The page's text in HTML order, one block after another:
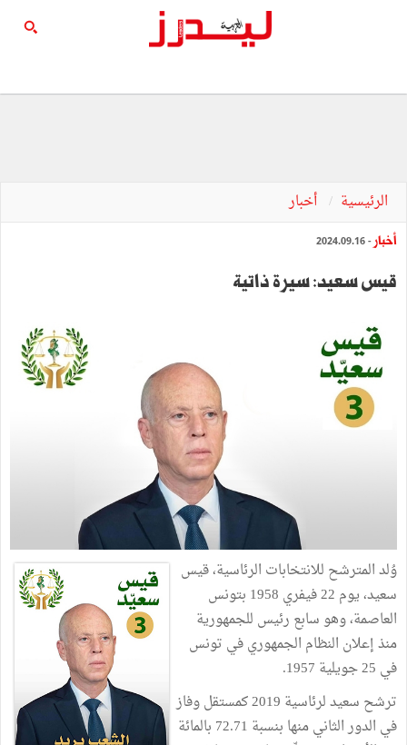
الرئيسية أخبار
أخبار - 2024.09.16
قيس سعيد: سيرة ذاتية
وُلد المترشح للانتخابات الرئاسية، قيس
سعيد، يوم 22 فيفري 1958 بتونس
العاصمة، وهو سابع رئيس للجمهورية
منذ إعلان النظام الجمهوري في تونس
في 25 جويلية 1957.
ترشح سعيد لرئاسية 2019 كمستقل وفاز
في الدور الثاني منها بنسبة 72.71 بالمائة